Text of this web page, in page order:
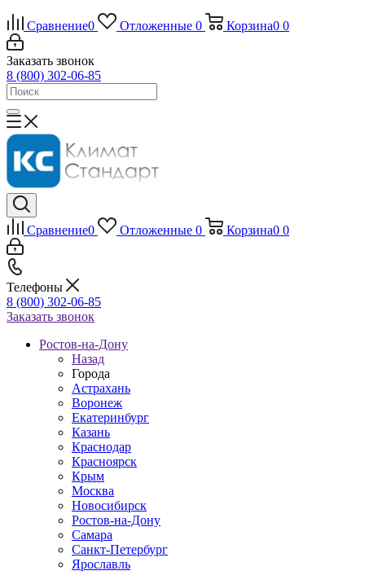
Сравнение0 Отложенные 0 Корзина0 0
Заказать звонок
8 (800) 302-06-85
Сравнение0 Отложенные 0 Корзина0 0
Телефоны
8 (800) 302-06-85
Заказать звонок
Ростов-на-Дону
Назад
Города
Астрахань
Воронеж
Екатеринбург
Казань
Краснодар
Красноярск
Крым
Москва
Новосибирск
Ростов-на-Дону
Самара
Санкт-Петербург
Ярославль